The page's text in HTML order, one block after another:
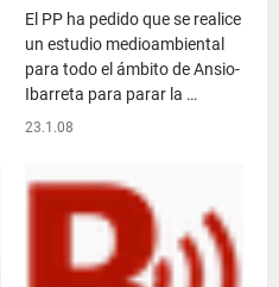
El PP ha pedido que se realice
un estudio medioambiental
para todo el ámbito de Ansio-
Ibarreta para parar la …
23.1.08